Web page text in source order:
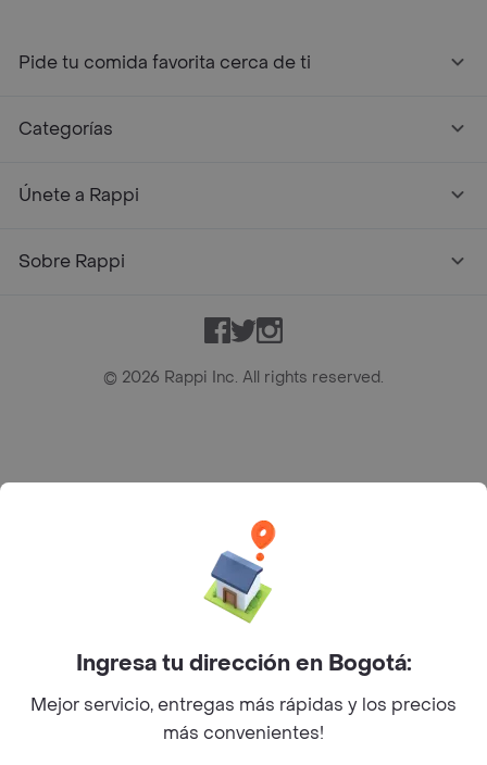
Pide tu comida favorita cerca de ti
Categorías
Únete a Rappi
Sobre Rappi
Facebook
TwitterInstagram
© 2026 Rappi Inc. All rights reserved.
Bogotá D.C. --- notificacionesrappi@rappi.com
Ingresa tu dirección en Bogotá:
Mejor servicio, entregas más rápidas y los precios
más convenientes!